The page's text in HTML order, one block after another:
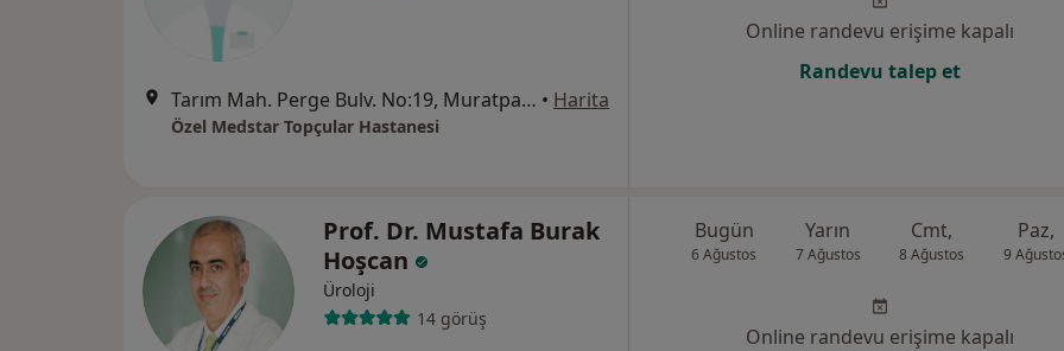
Tarım Mah. Perge Bulv. No:19, Muratpaşa • Harita
Özel Medstar Topçular Hastanesi
Online randevu erişime kapalı
Randevu talep et
Prof. Dr. Mustafa Burak
Hoşcan
Üroloji
14 görüş
Bugün
6 Ağustos
Yarın
7 Ağustos
Cmt,
8 Ağustos
Paz,
9
Online randevu erişime kapalı